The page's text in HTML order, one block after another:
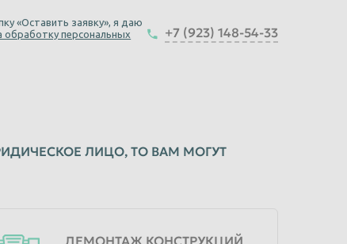
кг 40 руб/кг
«Оставить заявку», я даю
обработку персональных
+7 (923) 148-54-33
ЛИЦО, ТО ВАМ МОГУТ
ДЕМОНТАЖ КОНСТРУКЦИЙ